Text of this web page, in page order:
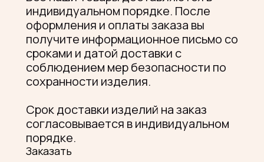
индивидуальном порядке. После
оформления и оплаты заказа вы
получите информационное письмо со
сроками и датой доставки с
соблюдением мер безопасности по
сохранности изделия.
Срок доставки изделий на заказ
согласовывается в индивидуальном
порядке.
Заказать